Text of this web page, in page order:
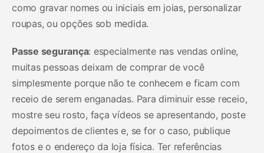
como gravar nomes ou iniciais em joias, personalizar
roupas, ou opções sob medida.
Passe segurança: especialmente nas vendas online,
muitas pessoas deixam de comprar de você
simplesmente porque não te conhecem e ficam com
receio de serem enganadas. Para diminuir esse receio,
mostre seu rosto, faça vídeos se apresentando, poste
depoimentos de clientes e, se for o caso, publique
fotos e o endereço da loja física. Ter referências